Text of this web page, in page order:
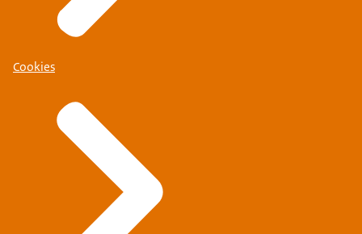
Cookies